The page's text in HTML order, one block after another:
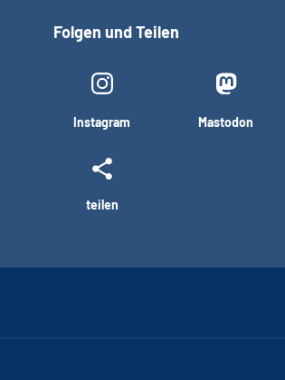
Folgen und Teilen
Instagram Mastodon
teilen